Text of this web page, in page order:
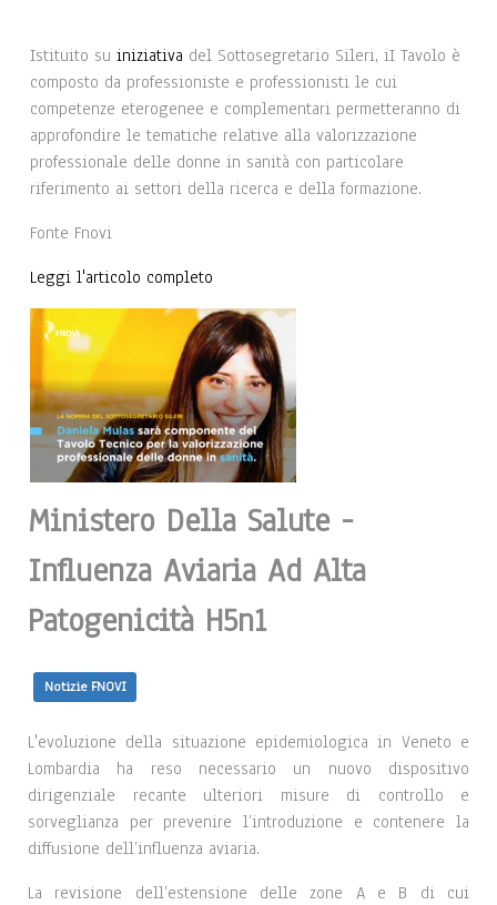
Istituito su iniziativa del Sottosegretario Sileri, iI Tavolo è
composto da professioniste e professionisti le cui
competenze eterogenee e complementari permetteranno di
approfondire le tematiche relative alla valorizzazione
professionale delle donne in sanità con particolare
riferimento ai settori della ricerca e della formazione.
Fonte Fnovi
Leggi l'articolo completo
Ministero Della Salute -
Influenza Aviaria Ad Alta
Patogenicità H5n1
Notizie FNOVI
L'evoluzione della situazione epidemiologica in Veneto e
Lombardia ha reso necessario un nuovo dispositivo
dirigenziale recante ulteriori misure di controllo e
sorveglianza per prevenire l’introduzione e contenere la
diffusione dell’influenza aviaria.
La revisione dell’estensione delle zone A e B di cui